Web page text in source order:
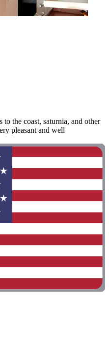
to the coast, saturnia, and other
pleasant and well